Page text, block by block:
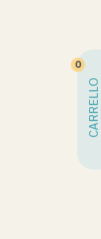
CARRELLO
0